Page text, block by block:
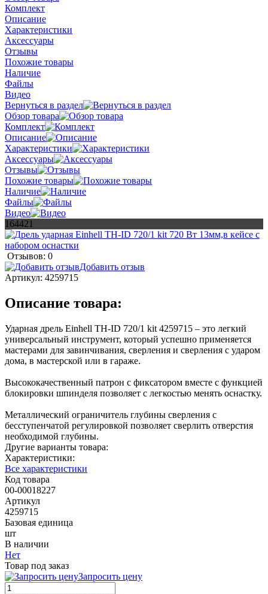
Комплект
Описание
Характеристики
Аксессуары
Отзывы
Похожие товары
Наличие
Файлы
Видео
Вернуться в раздел
Обзор товара
Комплект
Описание
Характеристики
Аксессуары
Отзывы
Похожие товары
Наличие
Файлы
Видео
164421
Отзывов: 0
Добавить отзыв
Артикул: 4259715
Описание товара:
Ударная дрель Einhell TH-ID 720/1 kit 4259715 – это легкий
универсальный инструмент, который успешно применяется
мастерами для завинчивания, сверления и сверления с ударом
дома, в мастерской или в гараже.
Высококачественный патрон c фиксатором вместе с функцией
блокировки шпинделя позволяет с легкостью менять оснастку.
Металлический ограничитель глубины сверления с
бесступенчатой регулировкой позволяет сверлить отверстия
необходимой глубины.
Другие варианты товара:
Характеристики:
Все характеристики
Код товара
00-00018227
Артикул
4259715
Базовая единица
шт
В наличии
Нет
Товар под заказ
Запросить цену